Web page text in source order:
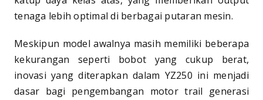
tenaga lebih optimal di berbagai putaran mesin.
Meskipun model awalnya masih memiliki beberapa
kekurangan seperti bobot yang cukup berat,
inovasi yang diterapkan dalam YZ250 ini menjadi
dasar bagi pengembangan motor trail generasi